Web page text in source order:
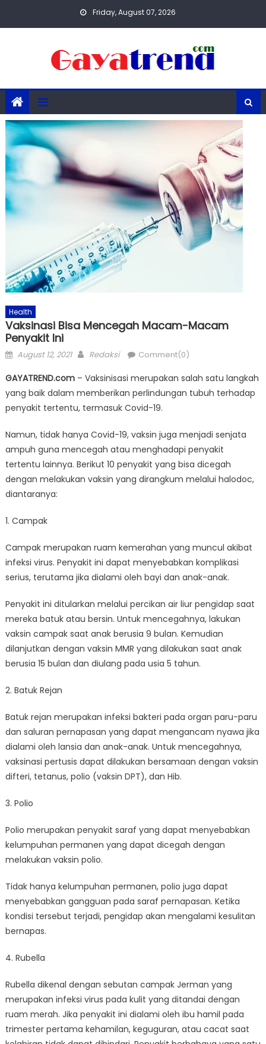
Friday, August 07, 2026
Health
Vaksinasi Bisa Mencegah Macam-Macam
Penyakit Ini
Posted
August 12, 2021 Author
Redaksi Comment(0)
GAYATREND.com– Vaksinisasi merupakan salah satu langkah
yang baik dalam memberikan perlindungan tubuh terhadap
penyakit tertentu, termasuk Covid-19.
Namun, tidak hanya Covid-19, vaksin juga menjadi senjata
ampuh guna mencegah atau menghadapi penyakit
tertentu lainnya. Berikut 10 penyakit yang bisa dicegah
dengan melakukan vaksin yang dirangkum melalui halodoc,
diantaranya:
1. Campak
Campak merupakan ruam kemerahan yang muncul akibat
infeksi virus. Penyakit ini dapat menyebabkan komplikasi
serius, terutama jika dialami oleh bayi dan anak-anak.
Penyakit ini ditularkan melalui percikan air liur pengidap saat
mereka batuk atau bersin. Untuk mencegahnya, lakukan
vaksin campak saat anak berusia 9 bulan. Kemudian
dilanjutkan dengan vaksin MMR yang dilakukan saat anak
berusia 15 bulan dan diulang pada usia 5 tahun.
2. Batuk Rejan
Batuk rejan merupakan infeksi bakteri pada organ paru-paru
dan saluran pernapasan yang dapat mengancam nyawa jika
dialami oleh lansia dan anak-anak. Untuk mencegahnya,
vaksinasi pertusis dapat dilakukan bersamaan dengan vaksin
difteri, tetanus, polio (vaksin DPT), dan Hib.
3. Polio
Polio merupakan penyakit saraf yang dapat menyebabkan
kelumpuhan permanen yang dapat dicegah dengan
melakukan vaksin polio.
Tidak hanya kelumpuhan permanen, polio juga dapat
menyebabkan gangguan pada saraf pernapasan. Ketika
kondisi tersebut terjadi, pengidap akan mengalami kesulitan
bernapas.
4. Rubella
Rubella dikenal dengan sebutan campak Jerman yang
merupakan infeksi virus pada kulit yang ditandai dengan
ruam merah. Jika penyakit ini dialami oleh ibu hamil pada
trimester pertama kehamilan, keguguran, atau cacat saat